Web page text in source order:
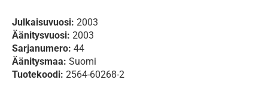
Julkaisuvuosi: 2003
Äänitysvuosi: 2003
Sarjanumero: 44
Äänitysmaa: Suomi
Tuotekoodi: 2564-60268-2